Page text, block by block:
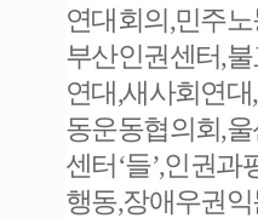
연대회의,민주
부산인권센터,
연대,새사회연
동운동협의회,
센터‘들’,인권
행동,장애우권